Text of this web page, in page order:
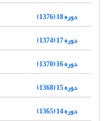
دوره 18 (1376)
دوره 17 (1374)
دوره 16 (1370)
دوره 15 (1368)
دوره 14 (1365)